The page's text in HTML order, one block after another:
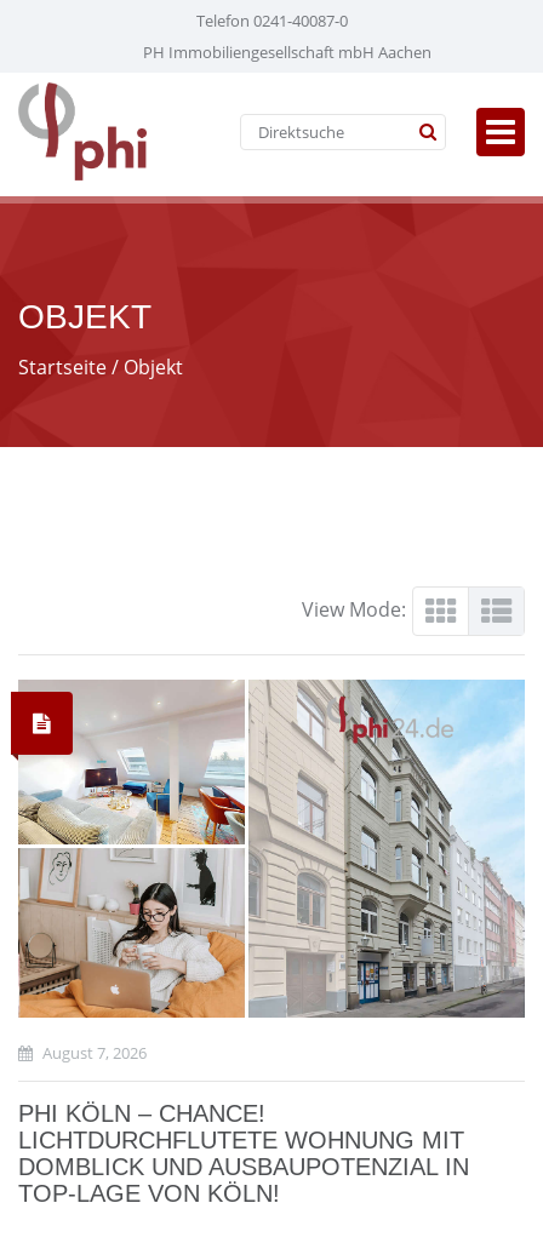
Telefon 0241-40087-0
PH Immobiliengesellschaft mbH Aachen
OBJEKT
Startseite/ Objekt
View Mode:
August 7, 2026
PHI KÖLN – CHANCE!
LICHTDURCHFLUTETE WOHNUNG MIT
DOMBLICK UND AUSBAUPOTENZIAL IN
TOP-LAGE VON KÖLN!